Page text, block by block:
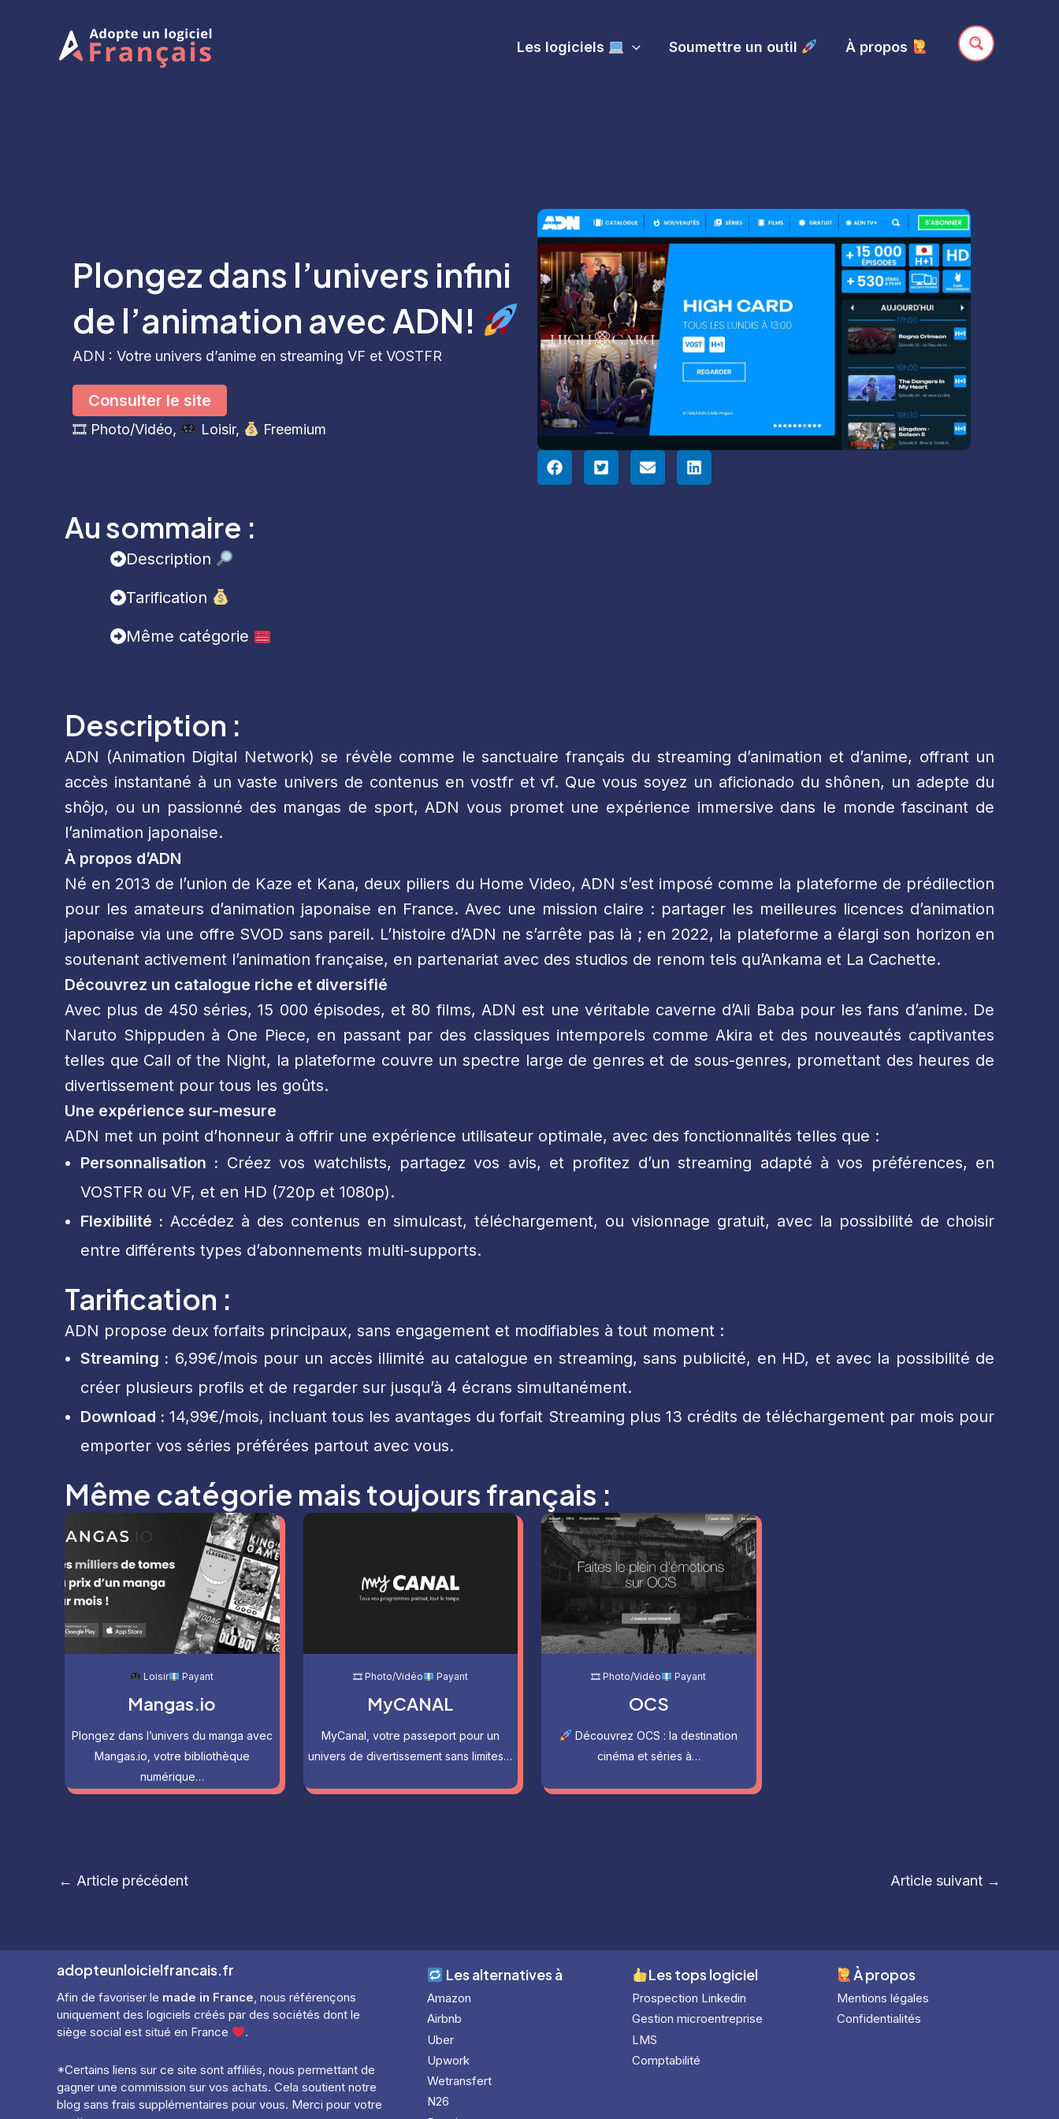
Les logiciels Soumettre un outil À propos
Plongez dans l’univers infini
de l’animation avec ADN!
ADN : Votre univers d’anime en streaming VF et VOSTFR
Consulter le site
🎞 Photo/Vidéo, Loisir, Freemium
Au sommaire :
Description
Tarification
Même catégorie
Description :
ADN (Animation Digital Network) se révèle comme le sanctuaire français du streaming d’animation et d’anime, offrant un
accès instantané à un vaste univers de contenus en vostfr et vf. Que vous soyez un aficionado du shônen, un adepte du
shôjo, ou un passionné des mangas de sport, ADN vous promet une expérience immersive dans le monde fascinant de
l’animation japonaise.
À propos d’ADN
Né en 2013 de l’union de Kaze et Kana, deux piliers du Home Video, ADN s’est imposé comme la plateforme de prédilection
pour les amateurs d’animation japonaise en France. Avec une mission claire : partager les meilleures licences d’animation
japonaise via une offre SVOD sans pareil. L’histoire d’ADN ne s’arrête pas là ; en 2022, la plateforme a élargi son horizon en
soutenant activement l’animation française, en partenariat avec des studios de renom tels qu’Ankama et La Cachette.
Découvrez un catalogue riche et diversifié
Avec plus de 450 séries, 15 000 épisodes, et 80 films, ADN est une véritable caverne d’Ali Baba pour les fans d’anime. De
Naruto Shippuden à One Piece, en passant par des classiques intemporels comme Akira et des nouveautés captivantes
telles que Call of the Night, la plateforme couvre un spectre large de genres et de sous-genres, promettant des heures de
divertissement pour tous les goûts.
Une expérience sur-mesure
ADN met un point d’honneur à offrir une expérience utilisateur optimale, avec des fonctionnalités telles que :
Personnalisation : Créez vos watchlists, partagez vos avis, et profitez d’un streaming adapté à vos préférences, en
VOSTFR ou VF, et en HD (720p et 1080p).
Flexibilité : Accédez à des contenus en simulcast, téléchargement, ou visionnage gratuit, avec la possibilité de choisir
entre différents types d’abonnements multi-supports.
Tarification :
ADN propose deux forfaits principaux, sans engagement et modifiables à tout moment :
Streaming : 6,99€/mois pour un accès illimité au catalogue en streaming, sans publicité, en HD, et avec la possibilité de
créer plusieurs profils et de regarder sur jusqu’à 4 écrans simultanément.
Download : 14,99€/mois, incluant tous les avantages du forfait Streaming plus 13 crédits de téléchargement par mois pour
emporter vos séries préférées partout avec vous.
Même catégorie mais toujours français :
Loisir Payant
Mangas.io
Plongez dans l’univers du manga avec
Mangas.io, votre bibliothèque
numérique…
🎞 Photo/Vidéo Payant
MyCANAL
MyCanal, votre passeport pour un
univers de divertissement sans limites…
🎞 Photo/Vidéo Payant
OCS
Découvrez OCS : la destination
cinéma et séries à…
Navigation
← Article précédent Article suivant →
adopteunloicielfrancais.fr
Afin de favoriser le made in France, nous référençons
uniquement des logiciels créés par des sociétés dont le
siège social est situé en France
.
*Certains liens sur ce site sont affiliés, nous permettant de
gagner une commission sur vos achats. Cela soutient notre
blog sans frais supplémentaires pour vous. Merci pour votre
Les alternatives à
Amazon
Airbnb
Uber
Upwork
Wetransfert
N26
Les tops logiciel
Prospection Linkedin
Gestion microentreprise
LMS
Comptabilité
Àpropos
Mentions légales
Confidentialités